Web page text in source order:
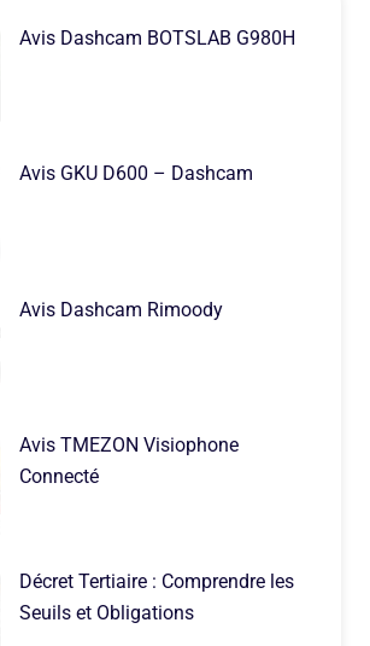
Avis Dashcam BOTSLAB G980H
Avis GKU D600 – Dashcam
Avis Dashcam Rimoody
Avis TMEZON Visiophone
Connecté
Décret Tertiaire : Comprendre les
Seuils et Obligations